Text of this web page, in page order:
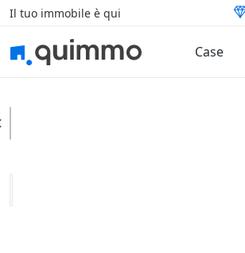
Il tuo immobile è qui
Case